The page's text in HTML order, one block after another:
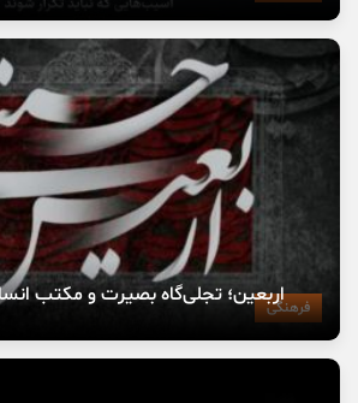
فرهنگیاربعین؛ تجلی‌گاه بصیرت و مکتب